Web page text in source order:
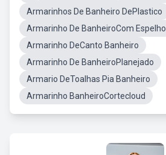
Armarinhos De Banheiro DePlastico
Armarinho De BanheiroCom Espelho
Armarinho DeCanto Banheiro
Armarinho De BanheiroPlanejado
Armario DeToalhas Pia Banheiro
Armarinho BanheiroCortecloud